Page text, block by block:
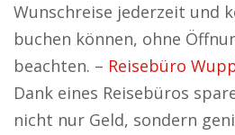
Wunschreise jederzeit und
buchen können, ohne
beachten. – Reisebüro
Dank eines Reisebüros
nicht nur Geld, sondern